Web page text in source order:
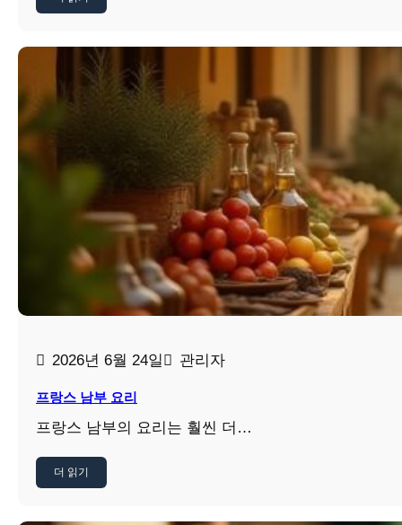
2026년 6월 24일 관리자
프랑스 남부 요리
프랑스 남부의 요리는 훨씬 더…
더 읽기